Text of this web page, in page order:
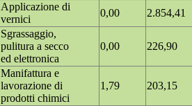
Applicazione di
vernici
0,00
2.854,41
Sgrassaggio,
pulitura a secco
ed elettronica
0,00 226,90
Manifattura e
lavorazione di
prodotti chimici
1,79 203,15